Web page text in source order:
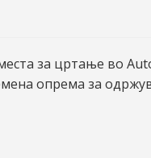
за цртање во
опрема за